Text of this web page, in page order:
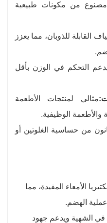
مصنوع من مكونات طبيعية
القابلة للذوبان، مما يعزز
التحكم في الوزن بأقل
مثالي لمنتجات الأطعمة
والأطعمة الوظيفية.
من حساسية الغلوتين أو
الأمعاء المفيدة، مما
الهضم.
الشهية ويدعم جهود